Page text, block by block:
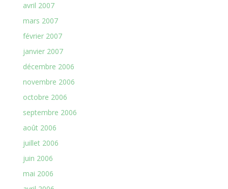
avril 2007
mars 2007
février 2007
janvier 2007
décembre 2006
novembre 2006
octobre 2006
septembre 2006
août 2006
juillet 2006
juin 2006
mai 2006